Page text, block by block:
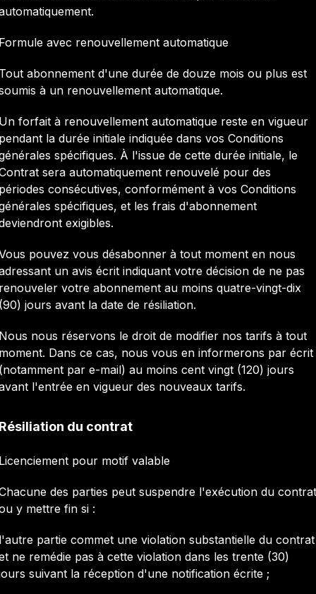
avec renouvellement automatique
abonnement d'une durée de douze mois ou plus est
à un renouvellement automatique.
forfait à renouvellement automatique reste en vigueur
la durée initiale indiquée dans vos Conditions
spécifiques. À l'issue de cette durée initiale, le
sera automatiquement renouvelé pour des
consécutives, conformément à vos Conditions
spécifiques, et les frais d'abonnement
exigibles.
pouvez vous désabonner à tout moment en nous
un avis écrit indiquant votre décision de ne pas
votre abonnement au moins quatre-vingt-dix
jours avant la date de résiliation.
nous réservons le droit de modifier nos tarifs à tout
Dans ce cas, nous vous en informerons par écrit
par e-mail) au moins cent vingt (120) jours
l'entrée en vigueur des nouveaux tarifs.
du contrat
pour motif valable
des parties peut suspendre l'exécution du contrat
y mettre fin si :
partie commet une violation substantielle du contrat
ne remédie pas à cette violation dans les trente (30)
suivant la réception d'une notification écrite ;